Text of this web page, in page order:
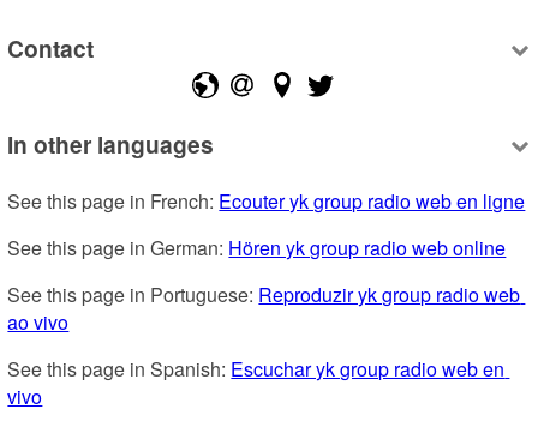
Contact
In other languages
See this page in French: Ecouter yk group radio web en ligne
See this page in German: Hören yk group radio web online
See this page in Portuguese: Reproduzir yk group radio web
ao vivo
See this page in Spanish: Escuchar yk group radio web en
vivo